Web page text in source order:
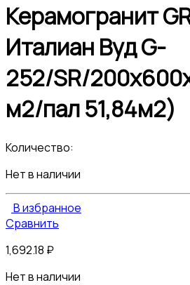
Керамогранит
Италиан Вуд G-
252/SR/
м2/пал 51,84м2)
Количество:
Нет в наличии
В избранное
Сравнить
1,692.18 ₽
Нет в наличии